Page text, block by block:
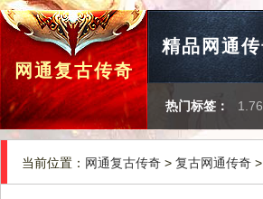
网通复古传奇
精品网通
热门标签：
当前位置： 网通复古传奇 > 复古网通传奇